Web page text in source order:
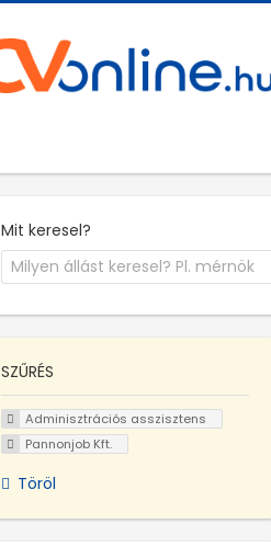
Mit keresel?
SZŰRÉS
Adminisztrációs asszisztens
Pannonjob Kft.
Töröl